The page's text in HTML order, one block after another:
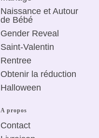
Naissance et Autour
de Bébé
Gender Reveal
Saint-Valentin
Rentree
Obtenir la réduction
Halloween
A propos
Сontact
Livraison